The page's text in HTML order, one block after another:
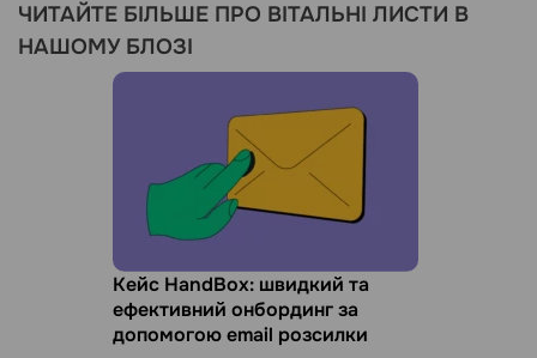
ЧИТАЙТЕ БІЛЬШЕ ПРО ВІТАЛЬНІ ЛИСТИ В
НАШОМУ БЛОЗІ
Кейс HandBox: швидкий та
ефективний онбординг за
допомогою email розсилки